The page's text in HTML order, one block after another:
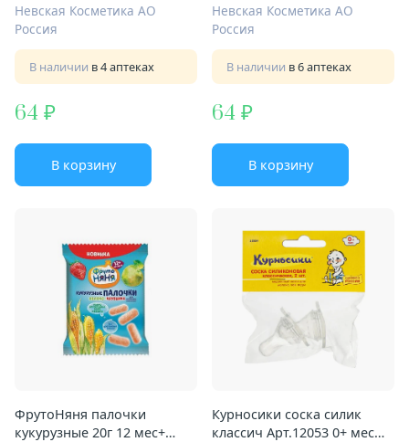
Невская Косметика АО
Россия
В наличии в 4 аптеках
64
В корзину
Невская Косметика АО
Россия
В наличии в 6 аптеках
64
В корзину
ФрутоНяня палочки
кукурузные 20г 12 мес+
Курносики соска силик
классич Арт.12053 0+ мес